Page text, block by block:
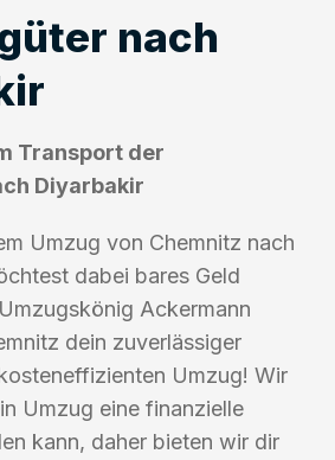
nach
Transport der
Diyarbakir
Umzug von Chemnitz nach
dabei bares Geld
Ackermann
dein zuverlässiger
Umzug! Wir
Umzug eine finanzielle
kann, daher bieten wir dir